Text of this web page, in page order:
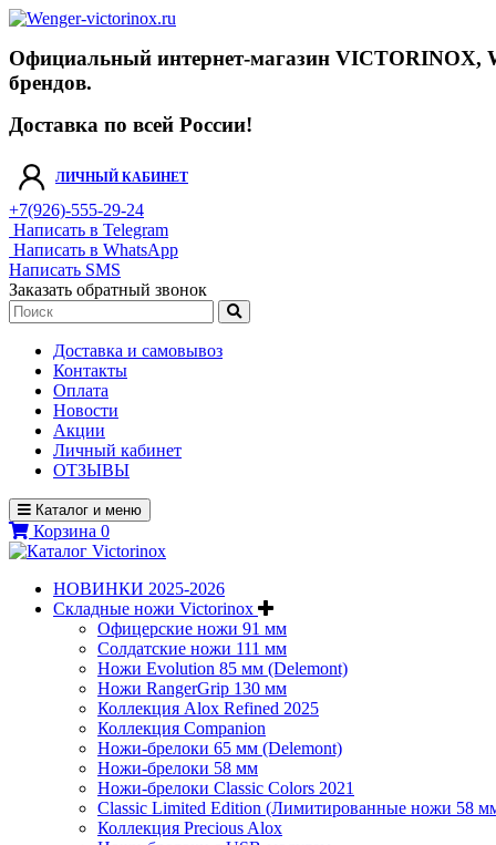
Официальный интернет-магазин VICTORINOX,
брендов.
Доставка по всей России!
ЛИЧНЫЙ КАБИНЕТ
+7(926)-555-29-24
Написать в Telegram
Написать в WhatsApp
Написать SMS
Заказать обратный звонок
Доставка и самовывоз
Контакты
Оплата
Новости
Акции
Личный кабинет
ОТЗЫВЫ
Каталог и меню
Корзина 0
НОВИНКИ 2025-2026
Складные ножи Victorinox
Офицерские ножи 91 мм
Солдатские ножи 111 мм
Ножи Evolution 85 мм (Delemont)
Ножи RangerGrip 130 мм
Коллекция Alox Refined 2025
Коллекция Companion
Ножи-брелоки 65 мм (Delemont)
Ножи-брелоки 58 мм
Ножи-брелоки Classic Colors 2021
Classic Limited Edition (Лимитированные ножи 58
Коллекция Precious Alox